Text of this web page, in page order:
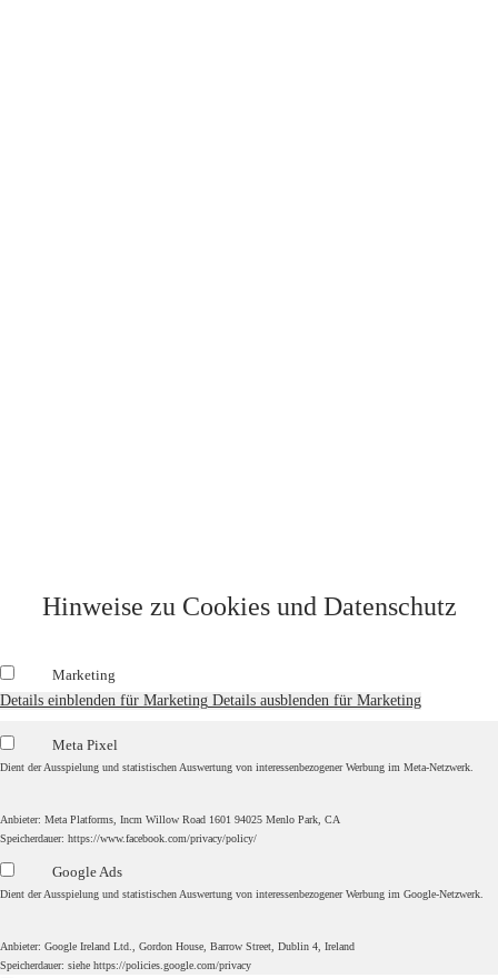
Hinweise zu Cookies und Datenschutz
Marketing
Details einblenden für Marketing Details ausblenden für Marketing
Meta Pixel
Dient der Ausspielung und statistischen Auswertung von interessenbezogener Werbung im Meta-Netzwerk.
Anbieter: Meta Platforms, Incm Willow Road 1601 94025 Menlo Park, CA
Speicherdauer: https://www.facebook.com/privacy/policy/
Google Ads
Dient der Ausspielung und statistischen Auswertung von interessenbezogener Werbung im Google-Netzwerk.
Anbieter: Google Ireland Ltd., Gordon House, Barrow Street, Dublin 4, Ireland
Speicherdauer: siehe https://policies.google.com/privacy